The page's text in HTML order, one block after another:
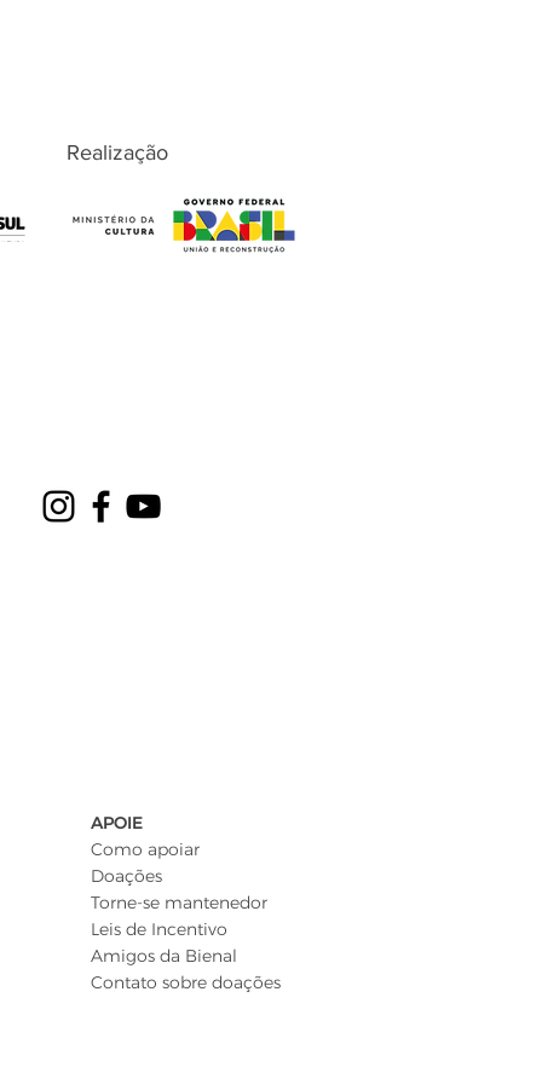
Realização
APOIE
Como apoiar
Doações
Torne-se mantenedor
Leis de Incentivo
Amigos da Bienal
Contato sobre doações